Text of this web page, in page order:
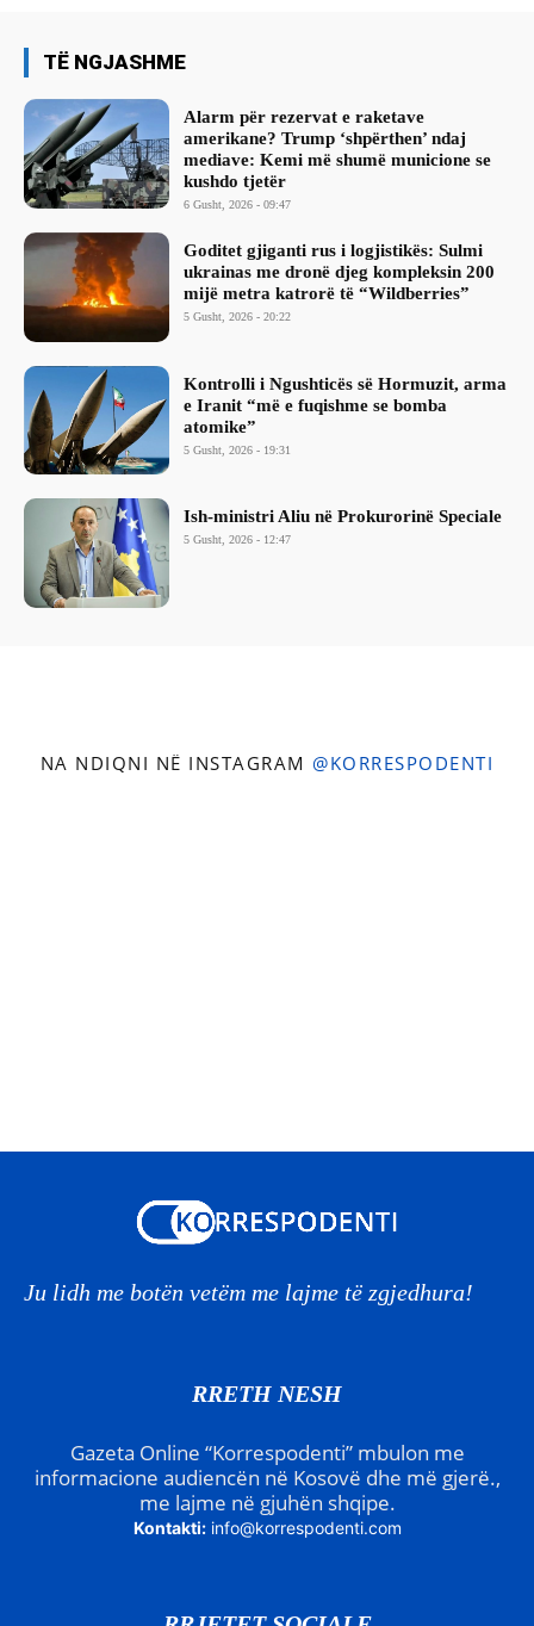
TË NGJASHME
Alarm për rezervat e raketave
amerikane? Trump ‘shpërthen’ ndaj
mediave: Kemi më shumë municione se
kushdo tjetër
6 Gusht, 2026 - 09:47
Goditet gjiganti rus i logjistikës: Sulmi
ukrainas me dronë djeg kompleksin 200
mijë metra katrorë të “Wildberries”
5 Gusht, 2026 - 20:22
Kontrolli i Ngushticës së Hormuzit, arma
e Iranit “më e fuqishme se bomba
atomike”
5 Gusht, 2026 - 19:31
Ish-ministri ​Aliu në Prokurorinë Speciale
5 Gusht, 2026 - 12:47
NA NDIQNI NË INSTAGRAM @KORRESPODENTI
Ju lidh me botën vetëm me lajme të zgjedhura!
RRETH NESH
Gazeta Online “Korrespodenti” mbulon me
informacione audiencën në Kosovë dhe më gjerë.,
me lajme në gjuhën shqipe.
Kontakti: info@korrespodenti.com